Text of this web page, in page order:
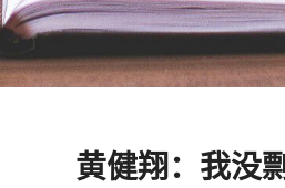
黄健翔：我没